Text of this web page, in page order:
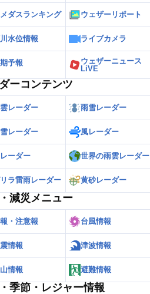
ダスランキング ウェザーリポート
水位情報 ライブカメラ
予報
ウェザーニュース
LiVE
ーコンテンツ
レーダー 雨雪レーダー
レーダー 風レーダー
ーダー 世界の雨雲レーダー
ラ雷雨レーダー 黄砂レーダー
減災メニュー
・注意報 台風情報
情報 津波情報
情報 避難情報
季節・レジャー情報